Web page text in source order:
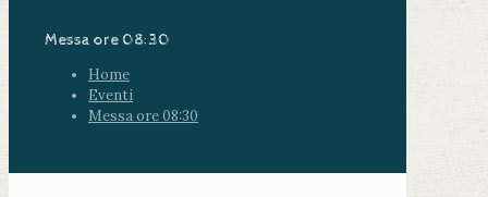
Messa ore 08:30
Home
Eventi
Messa ore 08:30